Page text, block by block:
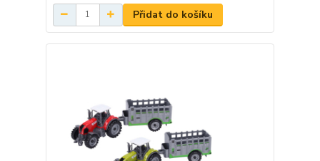
Přidat do košíku